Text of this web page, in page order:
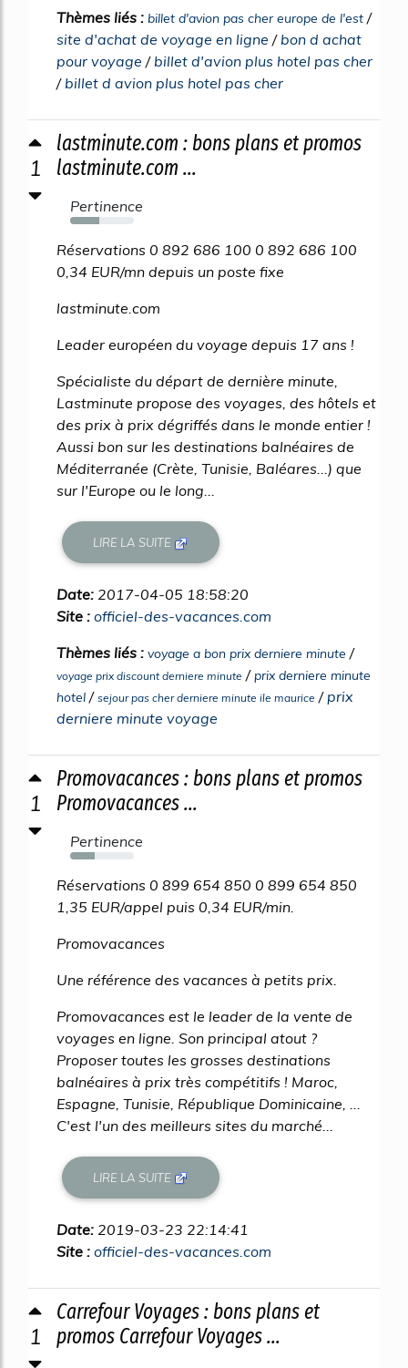
Thèmes liés : billet d'avion pas cher europe de l'est /
site d'achat de voyage en ligne / bon d achat
pour voyage / billet d'avion plus hotel pas cher
/ billet d avion plus hotel pas cher
1
lastminute.com : bons plans et promos
lastminute.com ...
Pertinence
45%
Réservations 0 892 686 100 0 892 686 100
0,34 EUR/mn depuis un poste fixe
lastminute.com
Leader européen du voyage depuis 17 ans !
Spécialiste du départ de dernière minute,
Lastminute propose des voyages, des hôtels et
des prix à prix dégriffés dans le monde entier !
Aussi bon sur les destinations balnéaires de
Méditerranée (Crète, Tunisie, Baléares...) que
sur l'Europe ou le long...
LIRE LA SUITE
Date: 2017-04-05 18:58:20
Site : officiel-des-vacances.com
Thèmes liés : voyage a bon prix derniere minute /
voyage prix discount derniere minute /prix derniere minute
hotel / sejour pas cher derniere minute ile maurice / prix
derniere minute voyage
1
Promovacances : bons plans et promos
Promovacances ...
Pertinence
39%
Réservations 0 899 654 850 0 899 654 850
1,35 EUR/appel puis 0,34 EUR/min.
Promovacances
Une référence des vacances à petits prix.
Promovacances est le leader de la vente de
voyages en ligne. Son principal atout ?
Proposer toutes les grosses destinations
balnéaires à prix très compétitifs ! Maroc,
Espagne, Tunisie, République Dominicaine, ...
C'est l'un des meilleurs sites du marché...
LIRE LA SUITE
Date: 2019-03-23 22:14:41
Site : officiel-des-vacances.com
1
Carrefour Voyages : bons plans et
promos Carrefour Voyages ...